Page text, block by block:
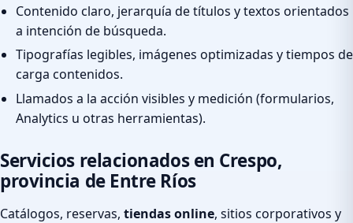
Contenido claro, jerarquía de títulos y textos orientados
a intención de búsqueda.
Tipografías legibles, imágenes optimizadas y tiempos de
carga contenidos.
Llamados a la acción visibles y medición (formularios,
Analytics u otras herramientas).
Servicios relacionados en Crespo,
provincia de Entre Ríos
Catálogos, reservas, tiendas online, sitios corporativos y